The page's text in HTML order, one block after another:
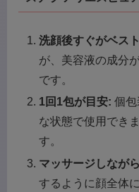
洗顔後すぐがベス
が、美容液の成分
です。
1回1包が目安: 個
な状態で使用でき
す。
マッサージしなが
するように顔全体